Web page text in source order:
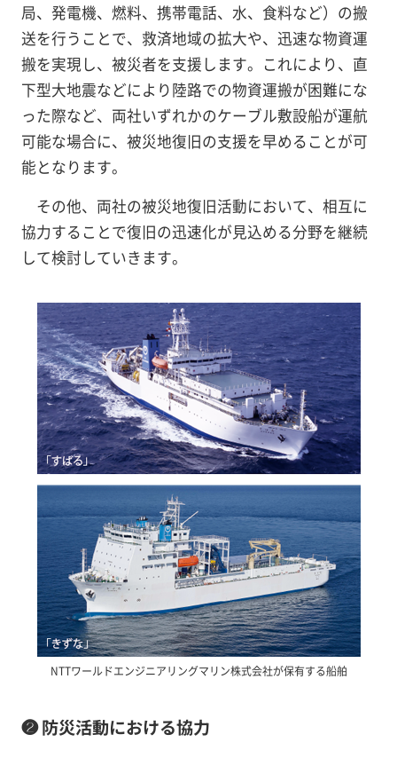
局、発電機、燃料、携帯電話、水、食料など）の搬
送を行うことで、救済地域の拡大や、迅速な物資運
搬を実現し、被災者を支援します。これにより、直
下型大地震などにより陸路での物資運搬が困難にな
った際など、両社いずれかのケーブル敷設船が運航
可能な場合に、被災地復旧の支援を早めることが可
能となります。
その他、両社の被災地復旧活動において、相互に
協力することで復旧の迅速化が見込める分野を継続
して検討していきます。
NTTワールドエンジニアリングマリン株式会社が保有する船舶
❷ 防災活動における協力